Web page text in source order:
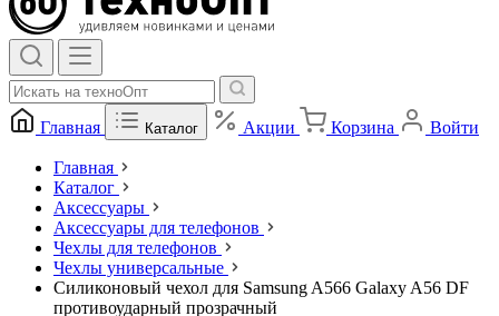
Главная Каталог Акции Корзина Войти
Главная
Каталог
Аксессуары
Аксессуары для телефонов
Чехлы для телефонов
Чехлы универсальные
Силиконовый чехол для Samsung A566 Galaxy A56 DF
противоударный прозрачный